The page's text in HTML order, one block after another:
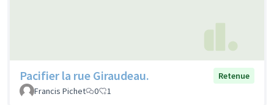
Pacifier la rue Giraudeau.
Retenue
Francis Pichet
0 1